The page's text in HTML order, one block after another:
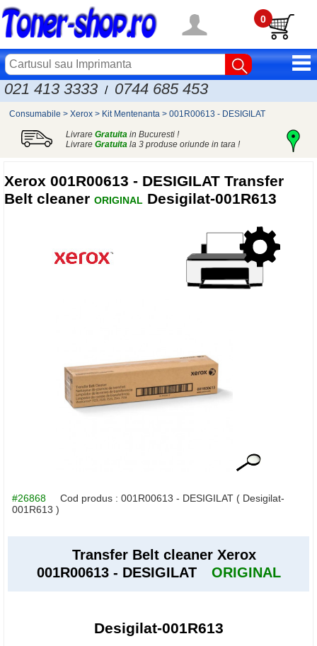
0
021 413 3333 / 0744 685 453
Consumabile > Xerox > Kit Mentenanta > 001R00613 - DESIGILAT
Livrare Gratuitain Bucuresti !
Livrare Gratuitala 3 produse oriunde in tara !
Xerox 001R00613 - DESIGILAT Transfer
Belt cleaner ORIGINAL Desigilat-001R613
#26868 Cod produs : 001R00613 - DESIGILAT ( Desigilat-
001R613 )
Transfer Belt cleaner Xerox
001R00613 - DESIGILAT
ORIGINAL
Desigilat-001R613